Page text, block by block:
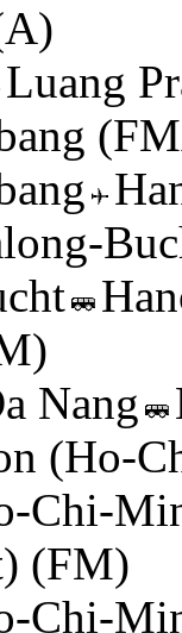
Luang
Nang
(Ho-
Chi-
(FM)
Chi-